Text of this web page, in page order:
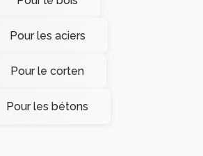
Pour les aciers
Pour le corten
Pour les bétons